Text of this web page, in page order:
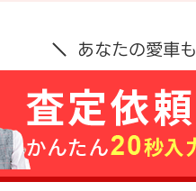
あなたの愛車も